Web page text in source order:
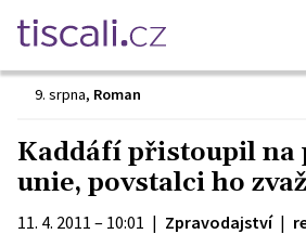
9. srpna, Roman
Kaddáfí přistoupil na
unie, povstalci ho
11. 4. 2011 – 10:01 | Zpravodajství |